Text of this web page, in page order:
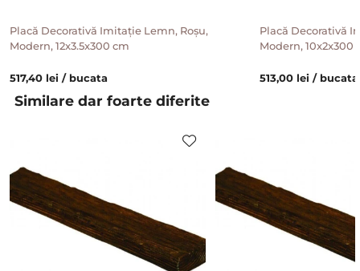
Placă Decorativă Imitație Lemn, Roșu,
Modern, 12x3.5x300 cm
517,40 lei / bucata
Placă Decorativă
Modern, 10x2x300
513,00 lei / bucata
Similare dar foarte diferite